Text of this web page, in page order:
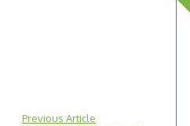
Previous Article